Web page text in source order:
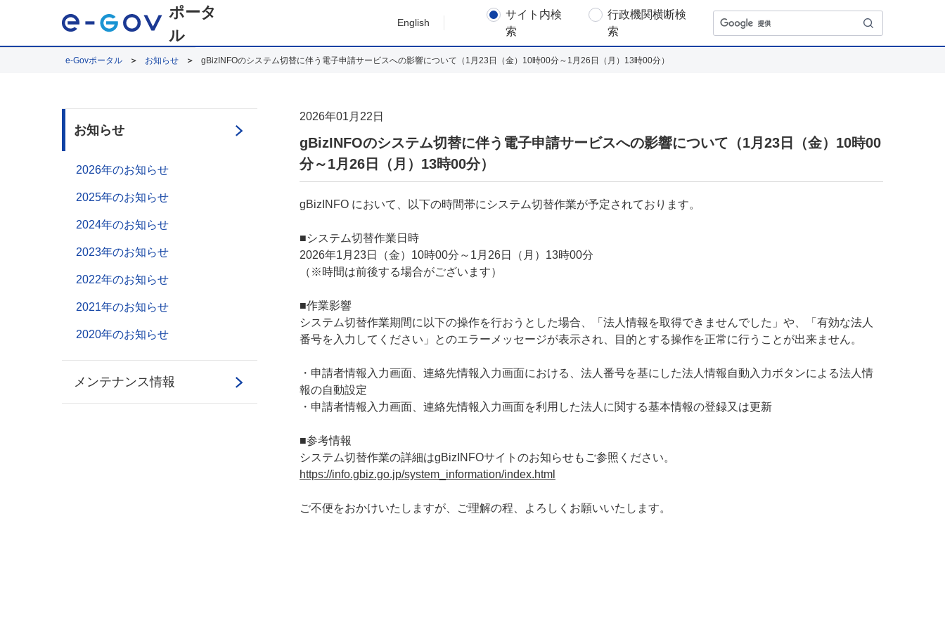
ポータ
ル
English
サイト内検
索
行政機関横断検
索
e-Govポータル お知らせ gBizINFOのシステム切替に伴う電子申請サービスへの影響について（1月23日（金）10時00分～1月26日（月）13時00分）
2026年01月22日
gBizINFOのシステム切替に伴う電子申請サービスへの影響について（1月23日（金）10時00
分～1月26日（月）13時00分）
gBizINFO において、以下の時間帯にシステム切替作業が予定されております。
■システム切替作業日時
2026年1月23日（金）10時00分～1月26日（月）13時00分
（※時間は前後する場合がございます）
■作業影響
システム切替作業期間に以下の操作を行おうとした場合、「法人情報を取得できませんでした」や、「有効な法人
番号を入力してください」とのエラーメッセージが表示され、目的とする操作を正常に行うことが出来ません。
・申請者情報入力画面、連絡先情報入力画面における、法人番号を基にした法人情報自動入力ボタンによる法人情
報の自動設定
・申請者情報入力画面、連絡先情報入力画面を利用した法人に関する基本情報の登録又は更新
■参考情報
システム切替作業の詳細はgBizINFOサイトのお知らせもご参照ください。
https://info.gbiz.go.jp/system_information/index.html
ご不便をおかけいたしますが、ご理解の程、よろしくお願いいたします。
お知らせ
2026年のお知らせ
2025年のお知らせ
2024年のお知らせ
2023年のお知らせ
2022年のお知らせ
2021年のお知らせ
2020年のお知らせ
メンテナンス情報